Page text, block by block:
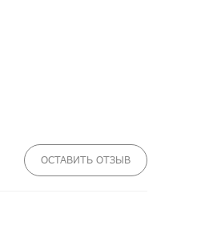
ОСТАВИТЬ ОТЗЫВ